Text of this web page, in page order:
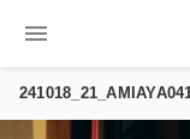
menu